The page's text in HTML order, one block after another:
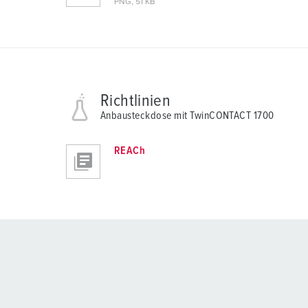
PNG, 51 KB
Richtlinien
Anbausteckdose mit TwinCONTACT 1700
REACh